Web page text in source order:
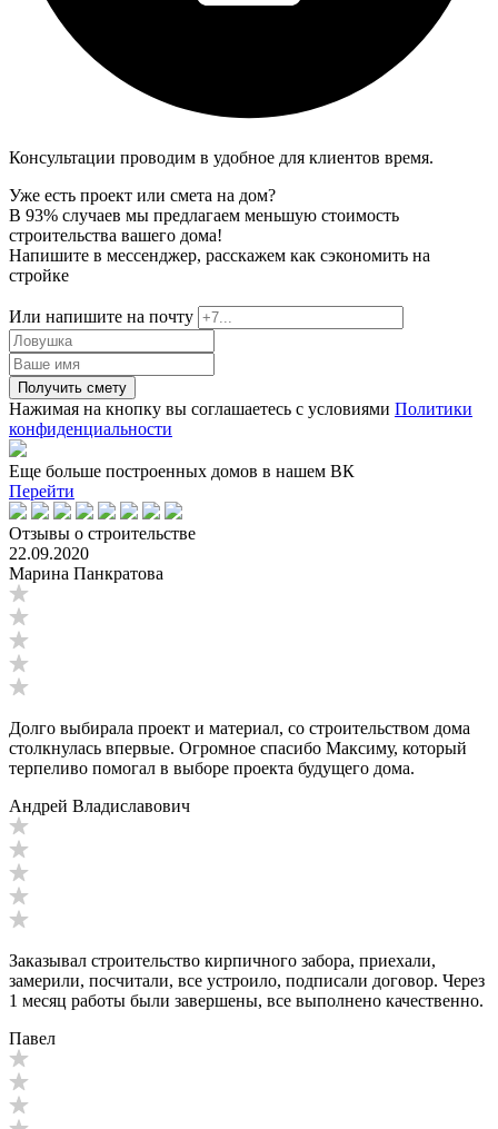
Консультации проводим в удобное для клиентов время.
Уже есть проект или смета на дом?
В 93% случаев мы предлагаем меньшую стоимость
строительства вашего дома!
Напишите в мессенджер, расскажем как сэкономить на
стройке
Или напишите на почту
Получить смету
Нажимая на кнопку вы соглашаетесь с условиями Политики
конфиденциальности
Еще больше построенных домов в нашем ВК
Перейти
Отзывы о строительстве
22.09.2020
Марина Панкратова
Долго выбирала проект и материал, со строительством дома
столкнулась впервые. Огромное спасибо Максиму, который
терпеливо помогал в выборе проекта будущего дома.
Андрей Владиславович
Заказывал строительство кирпичного забора, приехали,
замерили, посчитали, все устроило, подписали договор. Через
1 месяц работы были завершены, все выполнено качественно.
Павел